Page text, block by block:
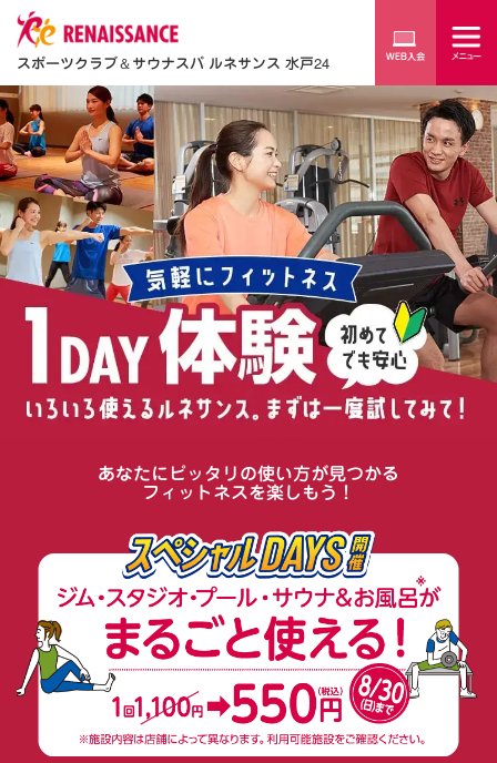
スポーツクラブ＆サウナスパ ルネサンス 水戸24
あなたにピッタリの使い方が見つかる
フィットネスを楽しもう！